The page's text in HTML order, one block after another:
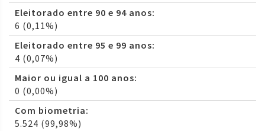
Eleitorado entre 90 e 94 anos:
6 (0,11%)
Eleitorado entre 95 e 99 anos:
4 (0,07%)
Maior ou igual a 100 anos:
0 (0,00%)
Com biometria:
5.524 (99,98%)